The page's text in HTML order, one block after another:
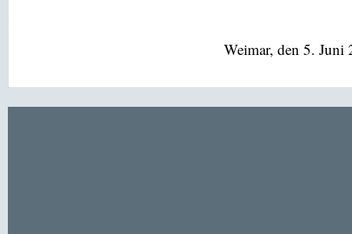
Weimar, den 5. Juni